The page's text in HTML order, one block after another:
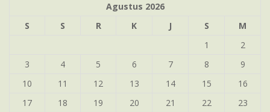
Agustus 2026
S
S R K J S
M
1
2
3
4 5 6 7 8
9
10
11 12 13 14 15
16
17
18 19 20 21 22
23